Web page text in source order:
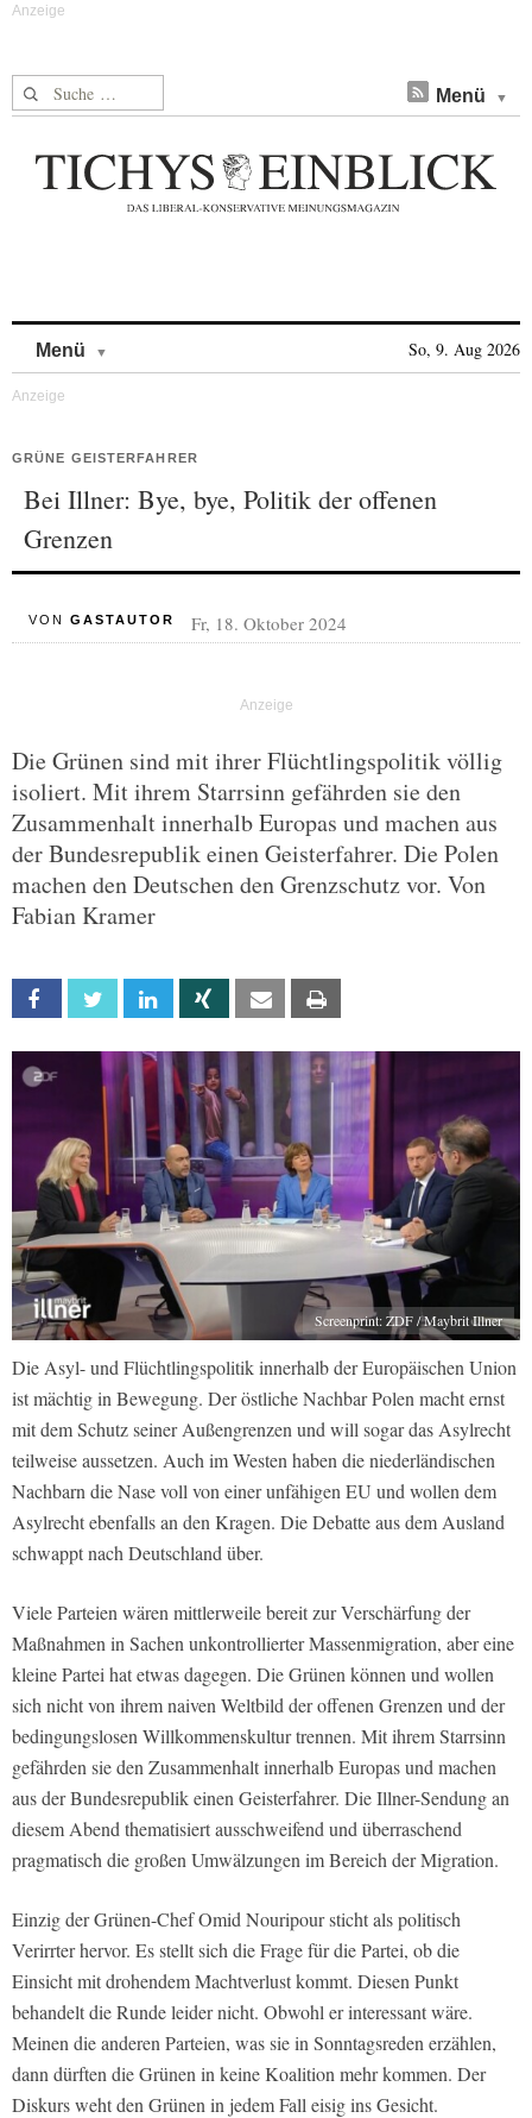
Suche nach: Menü
Menü So, 9. Aug 2026
GRÜNE GEISTERFAHRER
Bei Illner: Bye, bye, Politik der offenen
Grenzen
VON GASTAUTOR Fr, 18. Oktober 2024
Die Grünen sind mit ihrer Flüchtlingspolitik völlig
isoliert. Mit ihrem Starrsinn gefährden sie den
Zusammenhalt innerhalb Europas und machen aus
der Bundesrepublik einen Geisterfahrer. Die Polen
machen den Deutschen den Grenzschutz vor. Von
Fabian Kramer
Facebook Twitter Linkedin Xing Email
Screenprint: ZDF / Maybrit Illner
Die Asyl- und Flüchtlingspolitik innerhalb der Europäischen Union
ist mächtig in Bewegung. Der östliche Nachbar Polen macht ernst
mit dem Schutz seiner Außengrenzen und will sogar das Asylrecht
teilweise aussetzen. Auch im Westen haben die niederländischen
Nachbarn die Nase voll von einer unfähigen EU und wollen dem
Asylrecht ebenfalls an den Kragen. Die Debatte aus dem Ausland
schwappt nach Deutschland über.
Viele Parteien wären mittlerweile bereit zur Verschärfung der
Maßnahmen in Sachen unkontrollierter Massenmigration, aber eine
kleine Partei hat etwas dagegen. Die Grünen können und wollen
sich nicht von ihrem naiven Weltbild der offenen Grenzen und der
bedingungslosen Willkommenskultur trennen. Mit ihrem Starrsinn
gefährden sie den Zusammenhalt innerhalb Europas und machen
aus der Bundesrepublik einen Geisterfahrer. Die Illner-Sendung an
diesem Abend thematisiert ausschweifend und überraschend
pragmatisch die großen Umwälzungen im Bereich der Migration.
Einzig der Grünen-Chef Omid Nouripour sticht als politisch
Verirrter hervor. Es stellt sich die Frage für die Partei, ob die
Einsicht mit drohendem Machtverlust kommt. Diesen Punkt
behandelt die Runde leider nicht. Obwohl er interessant wäre.
Meinen die anderen Parteien, was sie in Sonntagsreden erzählen,
dann dürften die Grünen in keine Koalition mehr kommen. Der
Diskurs weht den Grünen in jedem Fall eisig ins Gesicht.